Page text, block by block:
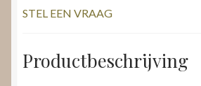
STEL EEN VRAAG
Productbeschrijving